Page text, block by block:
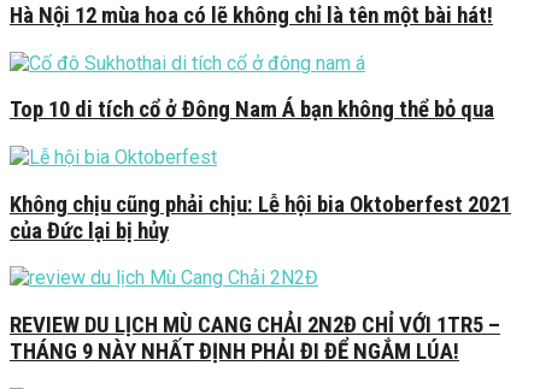
Hà Nội 12 mùa hoa có lẽ không chỉ là tên một bài hát!
Top 10 di tích cổ ở Đông Nam Á bạn không thể bỏ qua
Không chịu cũng phải chịu: Lễ hội bia Oktoberfest 2021
của Đức lại bị hủy
REVIEW DU LỊCH MÙ CANG CHẢI 2N2Đ CHỈ VỚI 1TR5 –
THÁNG 9 NÀY NHẤT ĐỊNH PHẢI ĐI ĐỂ NGẮM LÚA!